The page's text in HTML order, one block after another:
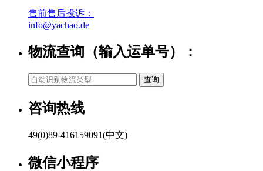
售前售后投诉：
info@yachao.de
物流查询（输入运单号）：
咨询热线
49(0)89-416159091(中文)
微信小程序